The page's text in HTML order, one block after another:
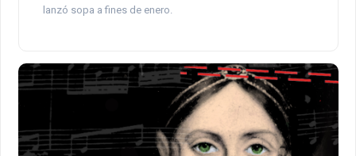
lanzó sopa a fines de enero.